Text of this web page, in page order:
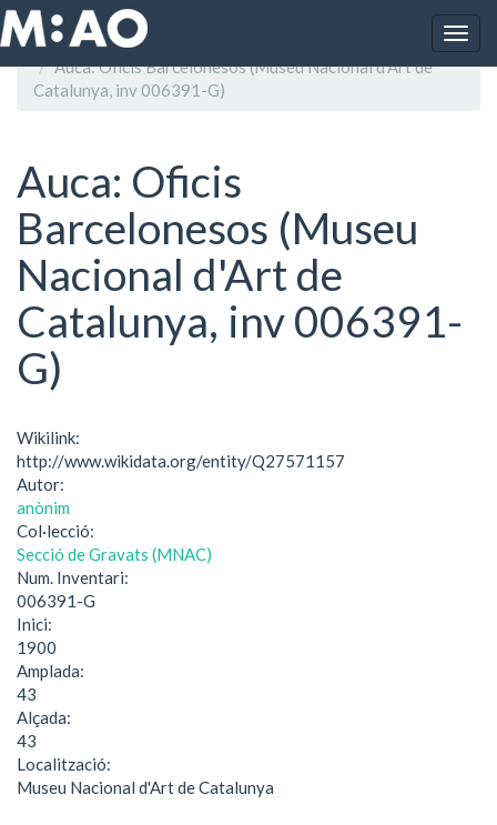
Vés al contingut
Inici
Auca: Oficis Barcelonesos (Museu Nacional d'Art de
Catalunya, inv 006391-G)
Auca: Oficis
Barcelonesos (Museu
Nacional d'Art de
Catalunya, inv 006391-
G)
Wikilink:
http://www.wikidata.org/entity/Q27571157
Autor:
anònim
Col·lecció:
Secció de Gravats (MNAC)
Num. Inventari:
006391-G
Inici:
1900
Amplada:
43
Alçada:
43
Localització:
Museu Nacional d'Art de Catalunya